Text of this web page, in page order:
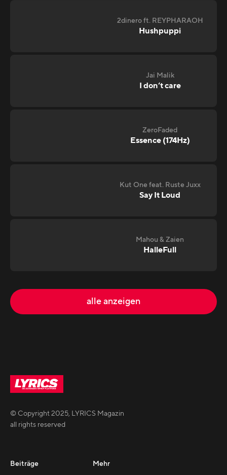
2dinero ft. REYPHARAOH
Hushpuppi
Jai Malik
I don‘t care
ZeroFaded
Essence (174Hz)
Kut One feat. Ruste Juxx
Say It Loud
Mahou & Zaien
HalleFull
alle anzeigen
© Copyright2025, LYRICS Magazin
all rights reserved
Beiträge Mehr